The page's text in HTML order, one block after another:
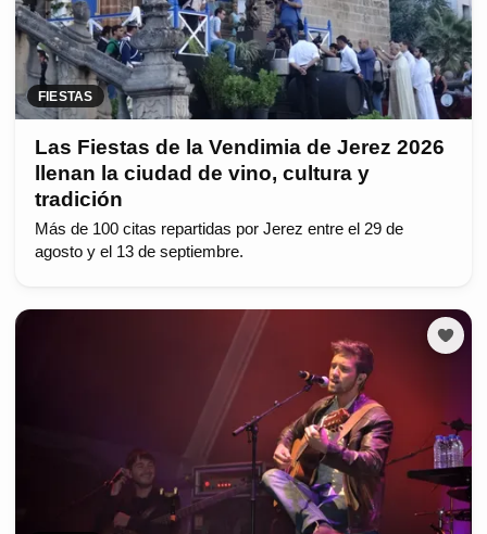
FIESTAS
Las Fiestas de la Vendimia de Jerez 2026
llenan la ciudad de vino, cultura y
tradición
Más de 100 citas repartidas por Jerez entre el 29 de
agosto y el 13 de septiembre.